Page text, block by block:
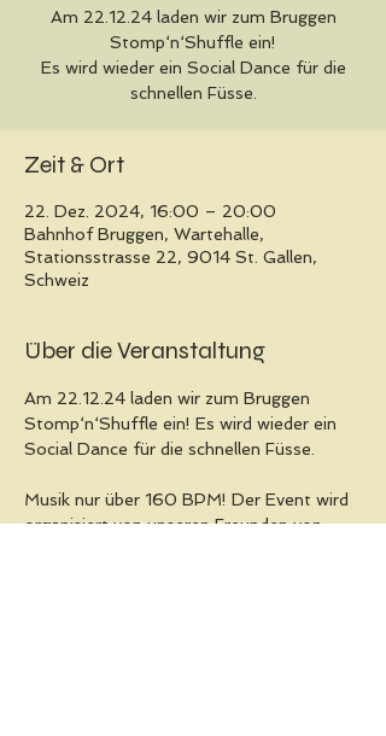
Am 22.12.24 laden wir zum Bruggen
Stomp‘n‘Shuffle ein!
Es wird wieder ein Social Dance für die
schnellen Füsse.
Zeit & Ort
22. Dez. 2024, 16:00 – 20:00
Bahnhof Bruggen, Wartehalle,
Stationsstrasse 22, 9014 St. Gallen,
Schweiz
Über die Veranstaltung
Am 22.12.24 laden wir zum Bruggen
Stomp‘n‘Shuffle ein! Es wird wieder ein
Social Dance für die schnellen Füsse.
Musik nur über 160 BPM! Der Event wird
organisiert von unseren Freunden von